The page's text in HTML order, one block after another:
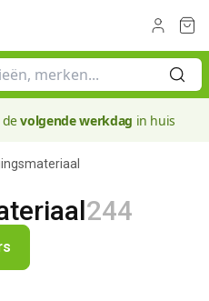
devolgende werkdag in huis
244